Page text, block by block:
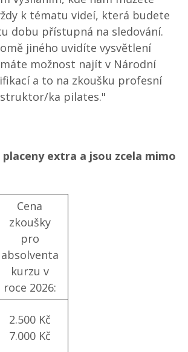
k tématu videí, která budete
dobu přístupná na sledování.
jiného uvidíte vysvětlení
možnost najít v Národní
a to na zkoušku profesní
ka pilates."
extra a jsou zcela mimo
Cena
zkoušky
pro
absolventa
kurzu v
roce 2026:
2.500 Kč
7.000 Kč